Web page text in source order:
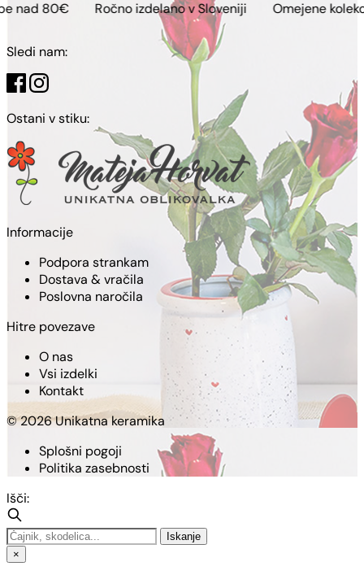
Ročno izdelano v Sloveniji Omejene kolekcije
Sledi nam:
Ostani v stiku:
Informacije
Podpora strankam
Dostava & vračila
Poslovna naročila
Hitre povezave
O nas
Vsi izdelki
Kontakt
© 2026 Unikatna keramika
Splošni pogoji
Politika zasebnosti
Išči:
Iskanje
×